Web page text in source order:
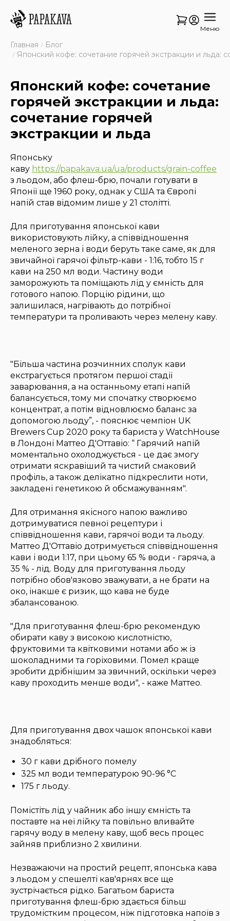
Меню
Главная
Блог
Японский кофе: сочетание горячей экстракции и льда:
Японский кофе: сочетание
горячей экстракции и льда:
сочетание горячей
экстракции и льда
Японську
каву https://papakava.ua/ua/products/grain-coffee
з льодом, або флеш-брю, почали готувати в
Японії ще 1960 року, однак у США та Європі
напій став відомим лише у 21 столітті.
Для приготування японської кави
використовують лійку, а співвідношення
меленого зерна і води беруть таке саме, як для
звичайної гарячої фільтр-кави - 1:16, тобто 15 г
кави на 250 мл води. Частину води
заморожують та поміщають лід у ємність для
готового напою. Порцію рідини, що
залишилася, нагрівають до потрібної
температури та проливають через мелену каву.
"Більша частина розчинних сполук кави
екстрагується протягом першої стадії
заварювання, а на останньому етапі напій
балансується, тому ми спочатку створюємо
концентрат, а потім відновлюємо баланс за
допомогою льоду”, - пояснює чемпіон UK
Brewers Cup 2020 року та бариста у WatchHouse
в Лондоні Маттео Д'Оттавіо: “ Гарячий напій
моментально охолоджується - це дає змогу
отримати яскравіший та чистий смаковий
профіль, а також делікатно підкреслити ноти,
закладені генетикою й обсмажуванням".
Для отримання якісного напою важливо
дотримуватися певної рецептури і
співвідношення кави, гарячої води та льоду.
Маттео Д'Оттавіо дотримується співвідношення
кави і води 1:17, при цьому 65 % води - гаряча, а
35 % - лід. Воду для приготування льоду
потрібно обов'язково зважувати, а не брати на
око, інакше є ризик, що кава не буде
збалансованою.
"Для приготування флеш-брю рекомендую
обирати каву з високою кислотністю,
фруктовими та квітковими нотами або ж із
шоколадними та горіховими. Помел краще
зробити дрібнішим за звичний, оскільки через
каву проходить менше води", - каже Маттео.
Для приготування двох чашок японської кави
знадобляться:
30 г кави дрібного помелу
325 мл води температурою 90-96 °C
175 г льоду.
Помістіть лід у чайник або іншу ємність та
поставте на неї лійку та повільно вливайте
гарячу воду в мелену каву, щоб весь процес
зайняв приблизно 2 хвилини.
Незважаючи на простий рецепт, японська кава
з льодом у спешелті кав'ярнях все ще
зустрічається рідко. Багатьом бариста
приготування флеш-брю здається більш
трудомістким процесом, ніж підготовка напоїв з